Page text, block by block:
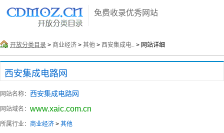
免费收录优秀网站
开放分类目录 > 商业经济 > 其他 > 西安集成电.. > 网站详细
西安集成电路网
网站名称： 西安集成电路网
网站域名： www.xaic.com.cn
所属行业： 商业经济 > 其他